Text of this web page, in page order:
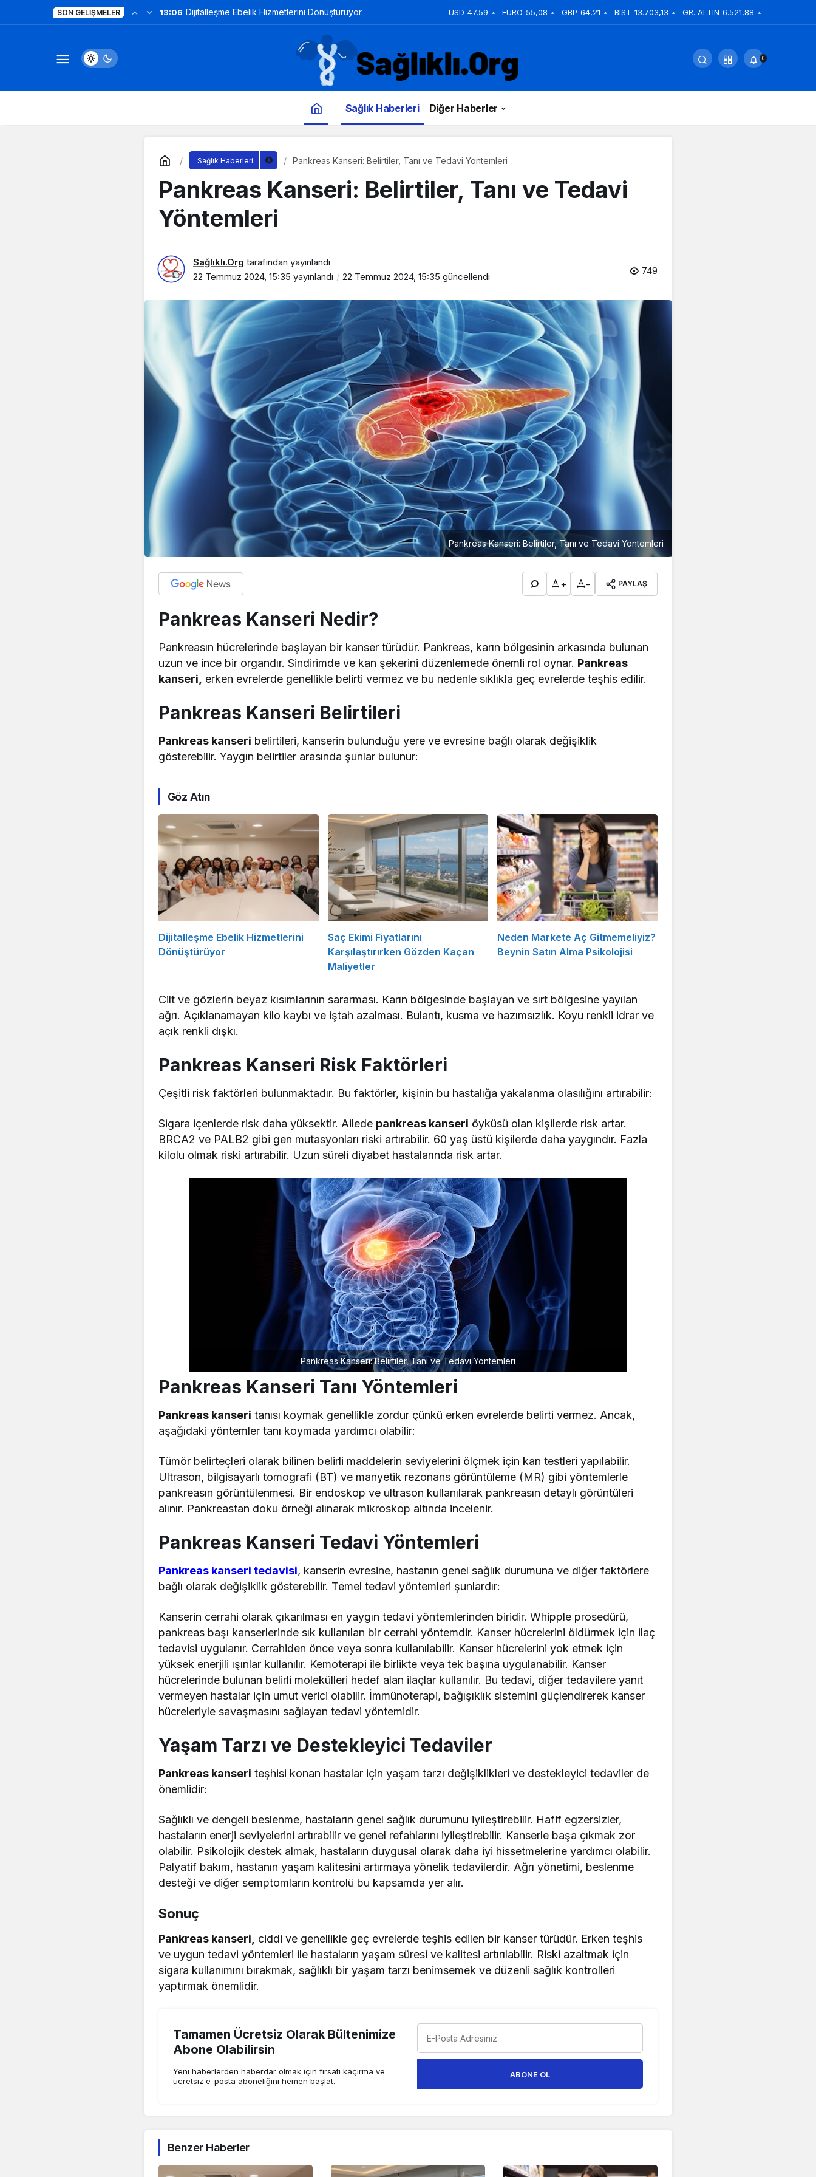
SON GELIŞMELER 13:06 Dijitalleşme Ebelik Hizmetlerini Dönüştürüyor USD 47,59 EURO 55,08 GBP 64,21 BIST 13.703,13 GR. ALTIN 6.521,88
0
Sağlık Haberleri Diğer Haberler
Sağlık Haberleri Pankreas Kanseri: Belirtiler, Tanı ve Tedavi Yöntemleri
Pankreas Kanseri: Belirtiler, Tanı ve Tedavi
Yöntemleri
Sağlıklı.Org tarafından yayınlandı
22 Temmuz 2024, 15:35 yayınlandı 22 Temmuz 2024, 15:35 güncellendi 749
Pankreas Kanseri: Belirtiler, Tanı ve Tedavi Yöntemleri
+ - PAYLAŞ
Pankreas Kanseri Nedir?
Pankreasın hücrelerinde başlayan bir kanser türüdür. Pankreas, karın bölgesinin arkasında bulunan
uzun ve ince bir organdır. Sindirimde ve kan şekerini düzenlemede önemli rol oynar. Pankreas
kanseri,
erken evrelerde genellikle belirti vermez ve bu nedenle sıklıkla geç evrelerde teşhis edilir.
Pankreas Kanseri Belirtileri
Pankreas kanseri belirtileri, kanserin bulunduğu yere ve evresine bağlı olarak değişiklik
gösterebilir. Yaygın belirtiler arasında şunlar bulunur:
Göz Atın
Dijitalleşme Ebelik Hizmetlerini
Dönüştürüyor
Saç Ekimi Fiyatlarını
Karşılaştırırken Gözden Kaçan
Maliyetler
Neden Markete Aç Gitmemeliyiz?
Beynin Satın Alma Psikolojisi
Cilt ve gözlerin beyaz kısımlarının sararması. Karın bölgesinde başlayan ve sırt bölgesine yayılan
ağrı. Açıklanamayan kilo kaybı ve iştah azalması. Bulantı, kusma ve hazımsızlık. Koyu renkli idrar ve
açık renkli dışkı.
Pankreas Kanseri Risk Faktörleri
Çeşitli risk faktörleri bulunmaktadır. Bu faktörler, kişinin bu hastalığa yakalanma olasılığını artırabilir:
Sigara içenlerde risk daha yüksektir. Ailede pankreas kanseri öyküsü olan kişilerde risk artar.
BRCA2 ve PALB2 gibi gen mutasyonları riski artırabilir. 60 yaş üstü kişilerde daha yaygındır. Fazla
kilolu olmak riski artırabilir. Uzun süreli diyabet hastalarında risk artar.
Pankreas Kanseri: Belirtiler, Tanı ve Tedavi Yöntemleri
Pankreas Kanseri Tanı Yöntemleri
Pankreas kanseri tanısı koymak genellikle zordur çünkü erken evrelerde belirti vermez. Ancak,
aşağıdaki yöntemler tanı koymada yardımcı olabilir:
Tümör belirteçleri olarak bilinen belirli maddelerin seviyelerini ölçmek için kan testleri yapılabilir.
Ultrason, bilgisayarlı tomografi (BT) ve manyetik rezonans görüntüleme (MR) gibi yöntemlerle
pankreasın görüntülenmesi. Bir endoskop ve ultrason kullanılarak pankreasın detaylı görüntüleri
alınır. Pankreastan doku örneği alınarak mikroskop altında incelenir.
Pankreas Kanseri Tedavi Yöntemleri
Pankreas kanseri tedavisi, kanserin evresine, hastanın genel sağlık durumuna ve diğer faktörlere
bağlı olarak değişiklik gösterebilir. Temel tedavi yöntemleri şunlardır:
Kanserin cerrahi olarak çıkarılması en yaygın tedavi yöntemlerinden biridir. Whipple prosedürü,
pankreas başı kanserlerinde sık kullanılan bir cerrahi yöntemdir. Kanser hücrelerini öldürmek için ilaç
tedavisi uygulanır. Cerrahiden önce veya sonra kullanılabilir. Kanser hücrelerini yok etmek için
yüksek enerjili ışınlar kullanılır. Kemoterapi ile birlikte veya tek başına uygulanabilir. Kanser
hücrelerinde bulunan belirli molekülleri hedef alan ilaçlar kullanılır. Bu tedavi, diğer tedavilere yanıt
vermeyen hastalar için umut verici olabilir. İmmünoterapi, bağışıklık sistemini güçlendirerek kanser
hücreleriyle savaşmasını sağlayan tedavi yöntemidir.
Yaşam Tarzı ve Destekleyici Tedaviler
Pankreas kanseri teşhisi konan hastalar için yaşam tarzı değişiklikleri ve destekleyici tedaviler de
önemlidir:
Sağlıklı ve dengeli beslenme, hastaların genel sağlık durumunu iyileştirebilir. Hafif egzersizler,
hastaların enerji seviyelerini artırabilir ve genel refahlarını iyileştirebilir. Kanserle başa çıkmak zor
olabilir. Psikolojik destek almak, hastaların duygusal olarak daha iyi hissetmelerine yardımcı olabilir.
Palyatif bakım, hastanın yaşam kalitesini artırmaya yönelik tedavilerdir. Ağrı yönetimi, beslenme
desteği ve diğer semptomların kontrolü bu kapsamda yer alır.
Sonuç
Pankreas kanseri,
ciddi ve genellikle geç evrelerde teşhis edilen bir kanser türüdür. Erken teşhis
ve uygun tedavi yöntemleri ile hastaların yaşam süresi ve kalitesi artırılabilir. Riski azaltmak için
sigara kullanımını bırakmak, sağlıklı bir yaşam tarzı benimsemek ve düzenli sağlık kontrolleri
yaptırmak önemlidir.
Tamamen Ücretsiz Olarak Bültenimize
Abone Olabilirsin
Yeni haberlerden haberdar olmak için fırsatı kaçırma ve
ücretsiz e-posta aboneliğini hemen başlat.
ABONE OL
Benzer Haberler